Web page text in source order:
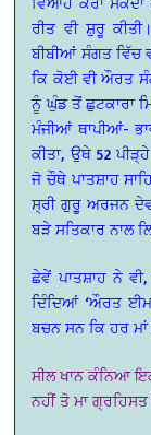
ਰੀਤ ਵੀ ਸ਼ੁਰੂ
ਬੀਬੀਆਂ ਸੰਗਤ ਵਿੱਚ
ਕਿ ਕੋਈ ਵੀ ਔਰਤ
ਨੂੰ ਘੁੰਡ ਤੋਂ ਛੁਟਕਾਰਾ
ਮੰਜੀਆਂ ਥਾਪੀਆਂ-
ਕੀਤਾ, ਉਥੇ 52
ਜੋ ਚੌਥੇ ਪਾਤਸ਼ਾਹ
ਸ੍ਰੀ ਗੁਰੂੁ ਅਰਜਨ ਦੇਵ
ਬੜੇ ਸਤਿਕਾਰ ਨਾਲ
ਛੇਵੇਂ ਪਾਤਸ਼ਾਹ ਨੇ
ਦਿੰਦਿਆਂ ‘ਔਰਤ
ਬਚਨ ਸਨ ਕਿ ਹਰ
ਸੀਲ ਖਾਨ ਕੰਨਿਆ
ਨਹੀਂ ਤੋ ਮਾ